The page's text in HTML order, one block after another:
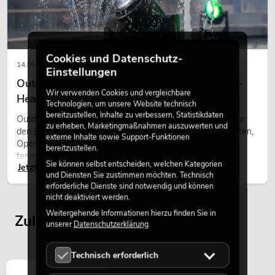
EUROLITE LED KLS Laser Bar FX-
Lichtset
No. 51741090
Bestand reicht ca. 12 Wo.
379,00 € 318,49€
14.05.2026
Outdoor Moving-Heads: Wetterfeste Moving-
Heads bei Events
Outdoor Moving-Heads sind bewegliche Scheinwerfer für
den Einsatz im Freien. Sie werden bei Festivals, Stadtfesten,
Open-Air-Konzerten, Architekturinszenierungen und
temporären Außeninstallationen eingesetzt.
Jetzt lesen
Zuletzt angesehene Artikel
Cookies und Datenschutz-
Einstellungen
Wir verwenden Cookies und vergleichbare
Technologien, um unsere Website technisch
bereitzustellen, Inhalte zu verbessern, Statistikdaten
zu erheben, Marketingmaßnahmen auszuwerten und
externe Inhalte sowie Support-Funktionen
bereitzustellen.
Sie können selbst entscheiden, welchen Kategorien
und Diensten Sie zustimmen möchten. Technisch
erforderliche Dienste sind notwendig und können
nicht deaktiviert werden.
Weitergehende Informationen hierzu finden Sie in
unsererDatenschutzerklärung.
Technisch erforderlich